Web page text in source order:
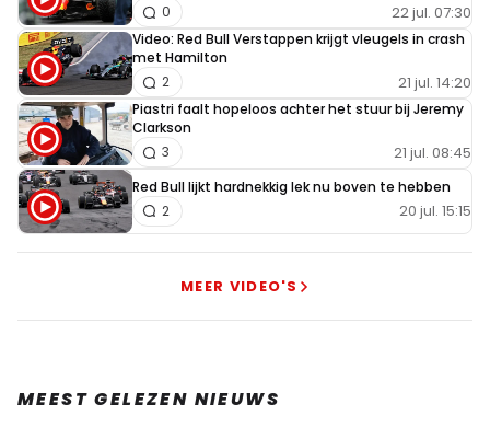
22 jul. 07:30
0
Video: Red Bull Verstappen krijgt vleugels in crash
met Hamilton
21 jul. 14:20
2
Piastri faalt hopeloos achter het stuur bij Jeremy
Clarkson
21 jul. 08:45
3
Red Bull lijkt hardnekkig lek nu boven te hebben
20 jul. 15:15
2
MEER VIDEO'S
MEEST GELEZEN NIEUWS